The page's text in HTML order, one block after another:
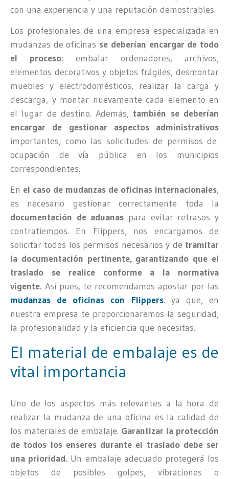
con una experiencia y una reputación demostrables.
Los profesionales de una empresa especializada en
mudanzas de oficinas se deberían encargar de todo
el proceso: embalar ordenadores, archivos,
elementos decorativos y objetos frágiles, desmontar
muebles y electrodomésticos, realizar la carga y
descarga, y montar nuevamente cada elemento en
el lugar de destino. Además, también se deberían
encargar de gestionar aspectos administrativos
importantes, como las solicitudes de permisos de
ocupación de vía pública en los municipios
correspondientes.
En el caso de mudanzas de oficinas internacionales,
es necesario gestionar correctamente toda la
documentación de aduanas para evitar retrasos y
contratiempos. En Flippers, nos encargamos de
solicitar todos los permisos necesarios y de tramitar
la documentación pertinente, garantizando que el
traslado se realice conforme a la normativa
vigente. Así pues, te recomendamos apostar por las
mudanzas de oficinas con Flippers. ya que, en
nuestra empresa te proporcionaremos la seguridad,
la profesionalidad y la eficiencia que necesitas.
El material de embalaje es de
vital importancia
Uno de los aspectos más relevantes a la hora de
realizar la mudanza de una oficina es la calidad de
los materiales de embalaje. Garantizar la protección
de todos los enseres durante el traslado debe ser
una prioridad. Un embalaje adecuado protegerá los
objetos de posibles golpes, vibraciones o